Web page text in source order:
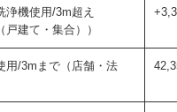
さ50㎝以上）
斫り（厚さ10㎝まで）
斫り（厚さ10㎝超え）
（混合水栓）
ホール加工)
機使用/3m超え
戸建て・集合））
用/3mまで（店舗・法